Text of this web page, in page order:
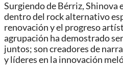
Surgiendo de Bérriz, Shinova
dentro del rock alternativo
renovación y el progreso
agrupación ha demostrado
juntos; son creadores de
y líderes en la innovación